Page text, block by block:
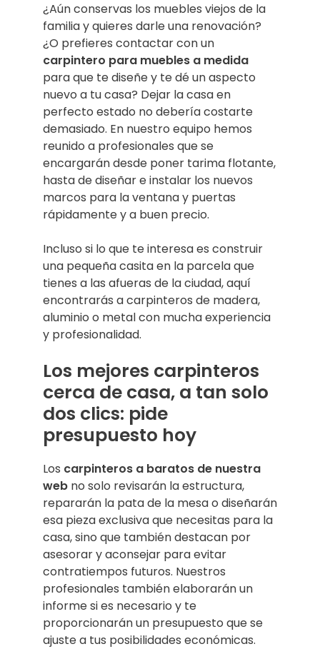
¿Aún conservas los muebles viejos de la
familia y quieres darle una renovación?
¿O prefieres contactar con un
carpintero para muebles a medida
para que te diseñe y te dé un aspecto
nuevo a tu casa? Dejar la casa en
perfecto estado no debería costarte
demasiado. En nuestro equipo hemos
reunido a profesionales que se
encargarán desde poner tarima flotante,
hasta de diseñar e instalar los nuevos
marcos para la ventana y puertas
rápidamente y a buen precio.
Incluso si lo que te interesa es construir
una pequeña casita en la parcela que
tienes a las afueras de la ciudad, aquí
encontrarás a carpinteros de madera,
aluminio o metal con mucha experiencia
y profesionalidad.
Los mejores carpinteros
cerca de casa, a tan solo
dos clics: pide
presupuesto hoy
Los carpinteros a baratos de nuestra
web no solo revisarán la estructura,
repararán la pata de la mesa o diseñarán
esa pieza exclusiva que necesitas para la
casa, sino que también destacan por
asesorar y aconsejar para evitar
contratiempos futuros. Nuestros
profesionales también elaborarán un
informe si es necesario y te
proporcionarán un presupuesto que se
ajuste a tus posibilidades económicas.